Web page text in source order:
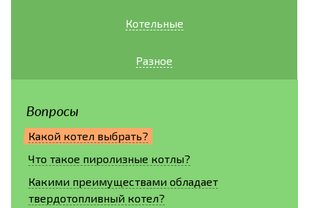
Котельные
Разное
Вопросы
Какой котел выбрать?
Что такое пиролизные котлы?
Какими преимуществами обладает
твердотопливный котел?